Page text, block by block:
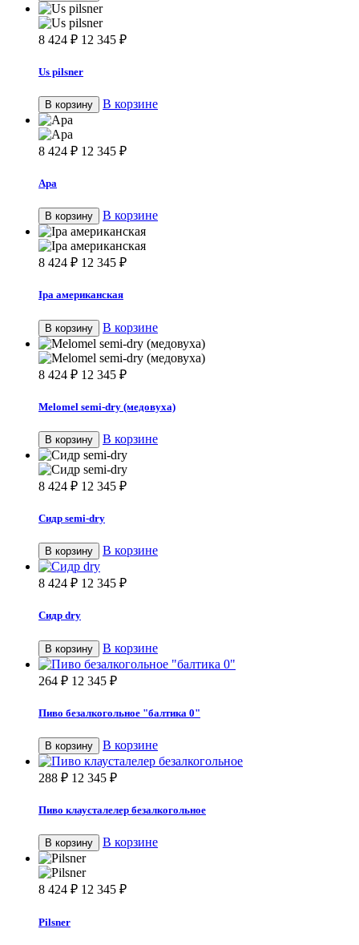
8 424 ₽ 12 345 ₽
Us pilsner
В корзину В корзине
8 424 ₽ 12 345 ₽
Apa
В корзину В корзине
8 424 ₽ 12 345 ₽
Ipa американская
В корзину В корзине
8 424 ₽ 12 345 ₽
Melomel semi-dry (медовуха)
В корзину В корзине
8 424 ₽ 12 345 ₽
Сидр semi-dry
В корзину В корзине
8 424 ₽ 12 345 ₽
Сидр dry
В корзину В корзине
264 ₽ 12 345 ₽
Пиво безалкогольное "балтика 0"
В корзину В корзине
288 ₽ 12 345 ₽
Пиво клаусталелер безалкогольное
В корзину В корзине
8 424 ₽ 12 345 ₽
Pilsner